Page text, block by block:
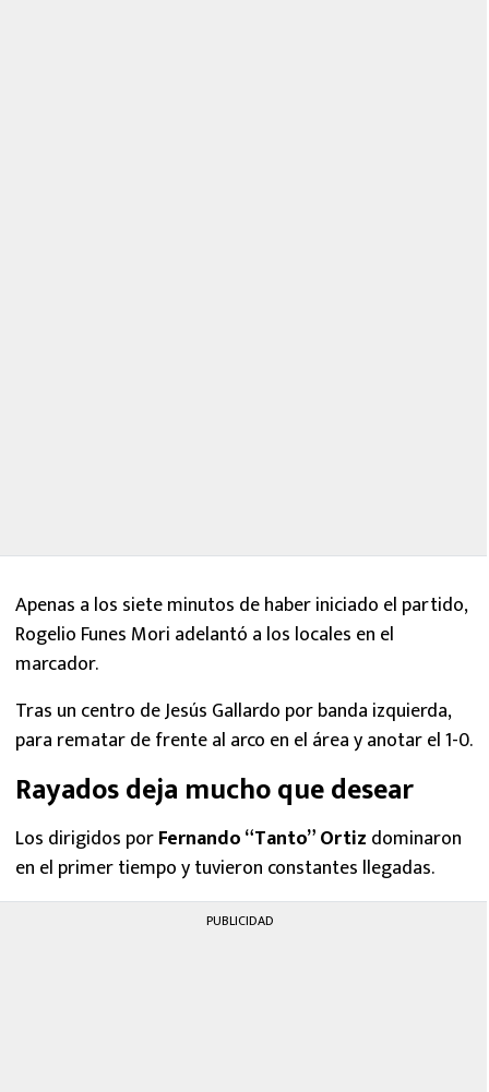
Apenas a los siete minutos de haber iniciado el partido,
Rogelio Funes Mori adelantó a los locales en el
marcador.
Tras un centro de Jesús Gallardo por banda izquierda,
para rematar de frente al arco en el área y anotar el 1-0.
Rayados deja mucho que desear
Los dirigidos porFernando “Tanto” Ortiz dominaron
en el primer tiempo y tuvieron constantes llegadas.
PUBLICIDAD